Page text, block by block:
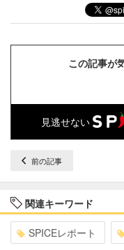
この記事が
見逃せない
前の記事
関連キーワード
SPICEレポート